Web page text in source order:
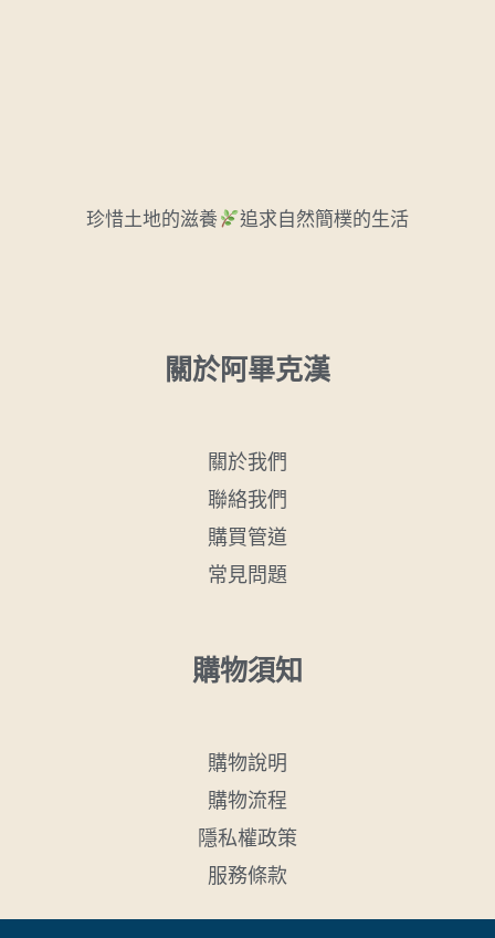
珍惜土地的滋養 追求自然簡樸的生活
關於阿畢克漢
關於我們
聯絡我們
購買管道
常見問題
購物須知
購物說明
購物流程
隱私權政策
服務條款